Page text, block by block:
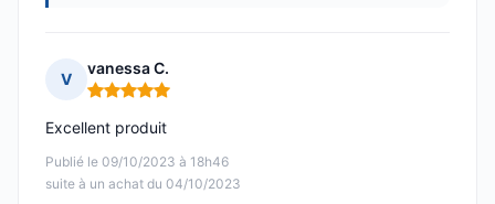
V
vanessa C.
Note : 5 sur 5
Publié le 09/10/2023 à 18h46
suite à un achat du 04/10/2023
Excellent produit